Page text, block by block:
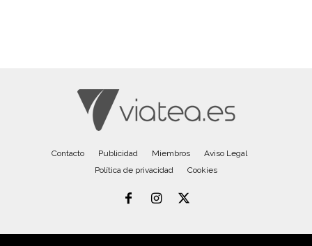
Contacto Publicidad Miembros
Aviso Legal
Política de privacidad
Cookies